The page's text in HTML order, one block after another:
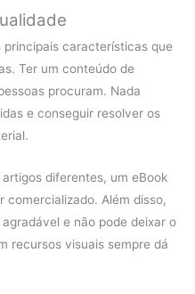
principais características que
Ter um conteúdo de
procuram. Nada
e conseguir resolver os
diferentes, um eBook
Além disso,
e não pode deixar o
recursos visuais sempre dá